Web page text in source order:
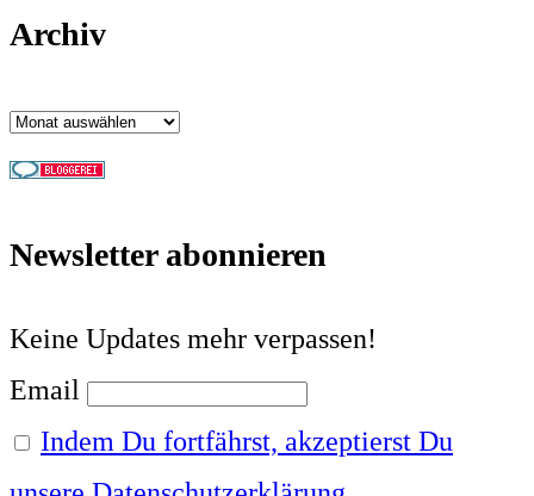
Archiv
Archiv
Newsletter abonnieren
Keine Updates mehr verpassen!
Email
Indem Du fortfährst, akzeptierst Du